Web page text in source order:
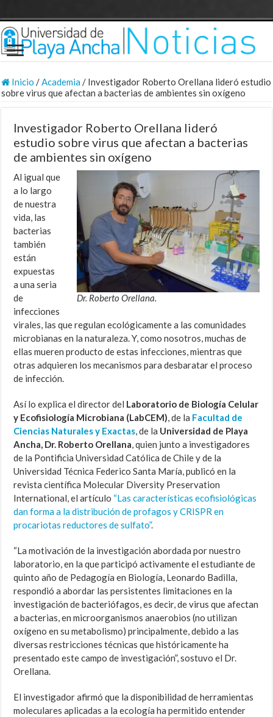
Inicio /Academia/ Investigador Roberto Orellana lideró estudio
sobre virus que afectan a bacterias de ambientes sin oxígeno
Investigador Roberto Orellana lideró
estudio sobre virus que afectan a bacterias
de ambientes sin oxígeno
Dr. Roberto Orellana.
Al igual que
a lo largo
de nuestra
vida, las
bacterias
también
están
expuestas
a una seria
de
infecciones
virales, las que regulan ecológicamente a las comunidades
microbianas en la naturaleza. Y, como nosotros, muchas de
ellas mueren producto de estas infecciones, mientras que
otras adquieren los mecanismos para desbaratar el proceso
de infección.
Así lo explica el director del Laboratorio de Biología Celular
y Ecofisiología Microbiana (LabCEM), de la Facultad de
Ciencias Naturales y Exactas, de la Universidad de Playa
Ancha, Dr. Roberto Orellana, quien junto a investigadores
de la Pontificia Universidad Católica de Chile y de la
Universidad Técnica Federico Santa María, publicó en la
revista científica Molecular Diversity Preservation
International, el artículo “Las características ecofisiológicas
dan forma a la distribución de profagos y CRISPR en
procariotas reductores de sulfato”.
“La motivación de la investigación abordada por nuestro
laboratorio, en la que participó activamente el estudiante de
quinto año de Pedagogía en Biología, Leonardo Badilla,
respondió a abordar las persistentes limitaciones en la
investigación de bacteriófagos, es decir, de virus que afectan
a bacterias, en microorganismos anaerobios (no utilizan
oxígeno en su metabolismo) principalmente, debido a las
diversas restricciones técnicas que históricamente ha
presentado este campo de investigación”, sostuvo el Dr.
Orellana.
El investigador afirmó que la disponibilidad de herramientas
moleculares aplicadas a la ecología ha permitido entender